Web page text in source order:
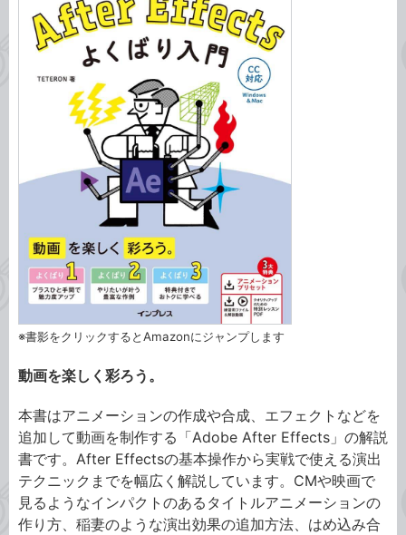
※書影をクリックするとAmazonにジャンプします
動画を楽しく彩ろう。
本書はアニメーションの作成や合成、エフェクトなどを
追加して動画を制作する「Adobe After Effects」の解説
書です。After Effectsの基本操作から実戦で使える演出
テクニックまでを幅広く解説しています。CMや映画で
見るようなインパクトのあるタイトルアニメーションの
作り方、稲妻のような演出効果の追加方法、はめ込み合